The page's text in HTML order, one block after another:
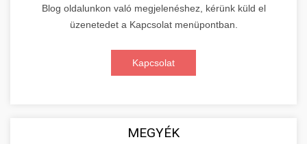
Blog oldalunkon való megjelenéshez, kérünk küld el
üzenetedet a Kapcsolat menüpontban.
Kapcsolat
MEGYÉK